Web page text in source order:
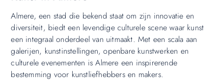
Almere, een stad die bekend staat om zijn innovatie en
diversiteit, biedt een levendige culturele scene waar kunst
een integraal onderdeel van uitmaakt. Met een scala aan
galerijen, kunstinstellingen, openbare kunstwerken en
culturele evenementen is Almere een inspirerende
bestemming voor kunstliefhebbers en makers.